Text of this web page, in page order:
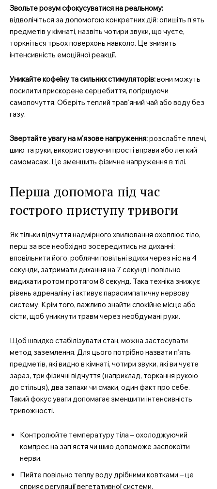
Звольте розум сфокусуватися на реальному:
відволічіться за допомогою конкретних дій: опишіть п’ять
предметів у кімнаті, назвіть чотири звуки, що чуєте,
торкніться трьох поверхонь навколо. Це знизить
інтенсивність емоційної реакції.
Уникайте кофеїну та сильних стимуляторів:вони можуть
посилити прискорене серцебиття, погіршуючи
самопочуття. Оберіть теплий трав’яний чай або воду без
газу.
Звертайте увагу на м’язове напруження:розслабте плечі,
шию та руки, використовуючи прості вправи або легкий
самомасаж. Це зменшить фізичне напруження в тілі.
Перша допомога під час
гострого приступу тривоги
Як тільки відчуття надмірного хвилювання охоплює тіло,
перш за все необхідно зосередитись на диханні:
вповільнити його, роблячи повільні вдихи через ніс на 4
секунди, затримати дихання на 7 секунд і повільно
видихати ротом протягом 8 секунд. Така техніка знижує
рівень адреналіну і активує парасимпатичну нервову
систему. Крім того, важливо знайти спокійне місце або
сісти, щоб уникнути травм через необдумані рухи.
Щоб швидко стабілізувати стан, можна застосувати
метод заземлення. Для цього потрібно назвати п’ять
предметів, які видно в кімнаті, чотири звуки, які ви чуєте
зараз, три фізичні відчуття (наприклад, торкання рукою
до стільця), два запахи чи смаки, один факт про себе.
Такий фокус уваги допомагає зменшити інтенсивність
тривожності.
Контролюйте температуру тіла – охолоджуючий
компрес на зап’ястя чи шию допоможе заспокоїти
нерви.
Пийте повільно теплу воду дрібними ковтками – це
сприяє регуляції вегетативної системи.